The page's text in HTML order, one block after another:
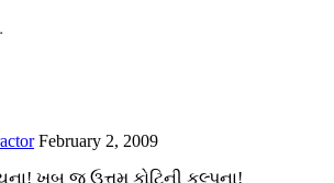
February 2, 2009
ખૂબ જ ઉત્તમ કોટિની કલ્પના!